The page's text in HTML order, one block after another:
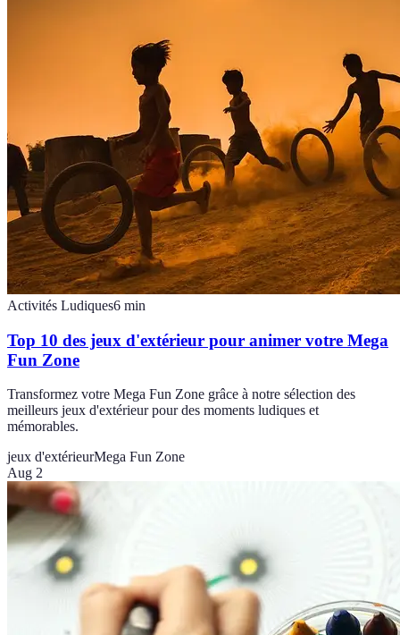
Activités Ludiques6 min
Top 10 des jeux d'extérieur pour animer votre Mega
Fun Zone
Transformez votre Mega Fun Zone grâce à notre sélection des
meilleurs jeux d'extérieur pour des moments ludiques et
mémorables.
jeux d'extérieurMega Fun Zone
Aug 2